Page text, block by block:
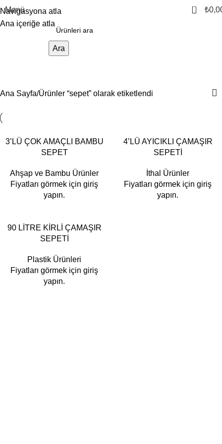
Navigasyona atla
Ana içeriğe atla
Menü 0 ₺
Ara
Ana Sayfa Ürünler “sepet” olarak etiketlendi
3’LÜ ÇOK AMAÇLI BAMBU
SEPET
Ahşap ve Bambu Ürünler
Fiyatları görmek için giriş
yapın.
4’LÜ AYICIKLI ÇAMAŞIR
SEPETİ
İthal Ürünler
Fiyatları görmek için giriş
yapın.
90 LİTRE KİRLİ ÇAMAŞIR
SEPETİ
Plastik Ürünleri
Fiyatları görmek için giriş
yapın.